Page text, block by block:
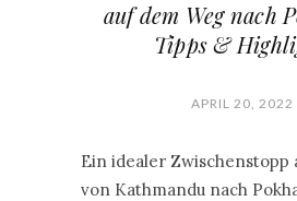
auf dem Weg nach
Tipps &
APRIL 20, 2022
Ein idealer Zwischenstopp
von Kathmandu nach